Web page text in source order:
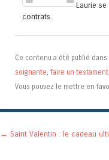
Laurie
contrats.
Ce contenu a été publié dans
soignante, faire un testament
Vous pouvez le mettre en
Navigation
← Saint Valentin : le cadeau